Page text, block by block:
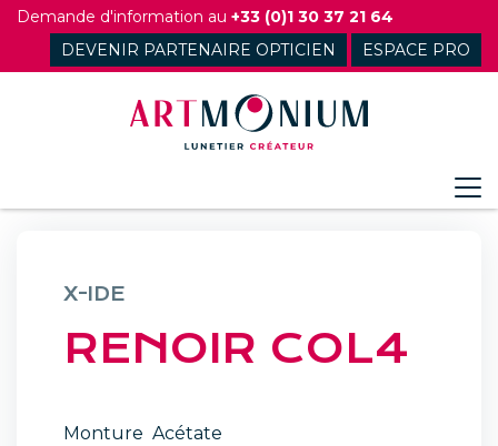
Skip
content
Demande d'information au +33 (0)1 30 37 21 64
DEVENIR PARTENAIRE OPTICIEN
ESPACE PRO
X-IDE
RENOIR COL4
Monture Acétate